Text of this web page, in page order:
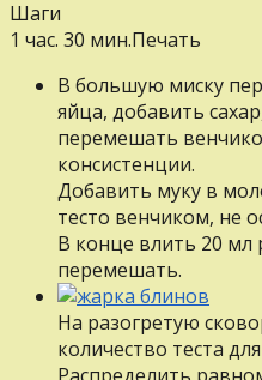
Шаги
1 час. 30 мин.Печать
В большую миску
яйца, добавить
перемешать
консистенции.
Добавить муку в
тесто венчиком, не
В конце влить 20 мл
перемешать.
На разогретую
количество теста